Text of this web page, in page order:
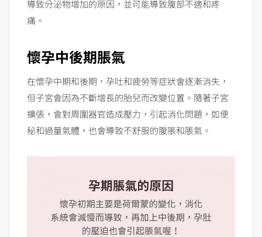
導致分泌物增加的原因，並可能導致腹部不適和疼
痛。
懷孕中後期脹氣
在懷孕中期和後期，孕吐和疲勞等症狀會逐漸消失，
但子宮會因為不斷增長的胎兒而改變位置。隨著子宮
擴張，會對周圍器官造成壓力，引起消化問題，如便
秘和過量氣體，也會導致不舒服的腹脹和脹氣。